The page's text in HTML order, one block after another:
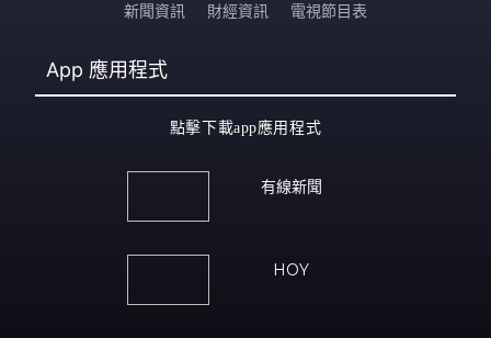
新聞資訊 財經資訊 電視節目表
App 應用程式
點擊下載app應用程式
有線新聞
HOY